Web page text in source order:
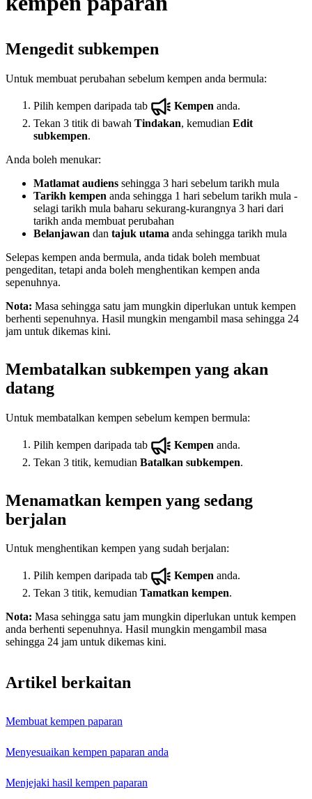
Mengedit subkempen
Untuk membuat perubahan sebelum kempen anda bermula:
Pilih kempen daripada tab Kempen anda.
Tekan 3 titik di bawah Tindakan, kemudian Edit
subkempen.
Anda boleh menukar:
Matlamat audiens sehingga 3 hari sebelum tarikh mula
Tarikh kempen anda sehingga 1 hari sebelum tarikh mula -
selagi tarikh mula baharu sekurang-kurangnya 3 hari dari
tarikh anda membuat perubahan
Belanjawan dan tajuk utama anda sehingga tarikh mula
Selepas kempen anda bermula, anda tidak boleh membuat
pengeditan, tetapi anda boleh menghentikan kempen anda
sepenuhnya.
Nota: Masa sehingga satu jam mungkin diperlukan untuk kempen
berhenti sepenuhnya. Hasil mungkin mengambil masa sehingga 24
jam untuk dikemas kini.
Membatalkan subkempen yang akan
datang
Untuk membatalkan kempen sebelum kempen bermula:
Pilih kempen daripada tab Kempen anda.
Tekan 3 titik, kemudian Batalkan subkempen.
Menamatkan kempen yang sedang
berjalan
Untuk menghentikan kempen yang sudah berjalan:
Pilih kempen daripada tab Kempen anda.
Tekan 3 titik, kemudian Tamatkan kempen.
Nota: Masa sehingga satu jam mungkin diperlukan untuk kempen
anda berhenti sepenuhnya. Hasil mungkin mengambil masa
sehingga 24 jam untuk dikemas kini.
Artikel berkaitan
Membuat kempen paparan
Menyesuaikan kempen paparan anda
Menjejaki hasil kempen paparan